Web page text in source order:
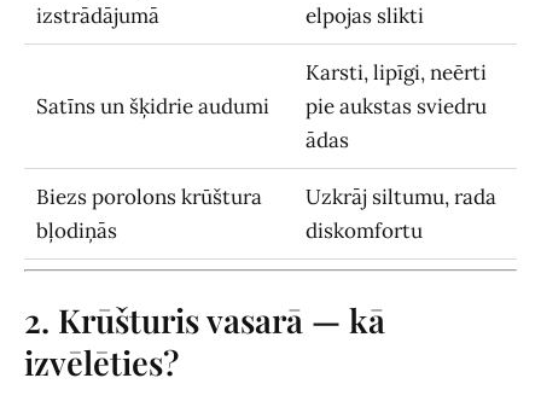
izstrādājumā
elpojas slikti
Satīns un šķidrie audumi
Karsti, lipīgi, neērti
pie aukstas sviedru
ādas
Biezs porolons krūštura
bļodiņās
Uzkrāj siltumu, rada
diskomfortu
2. Krūšturis vasarā — kā
izvēlēties?